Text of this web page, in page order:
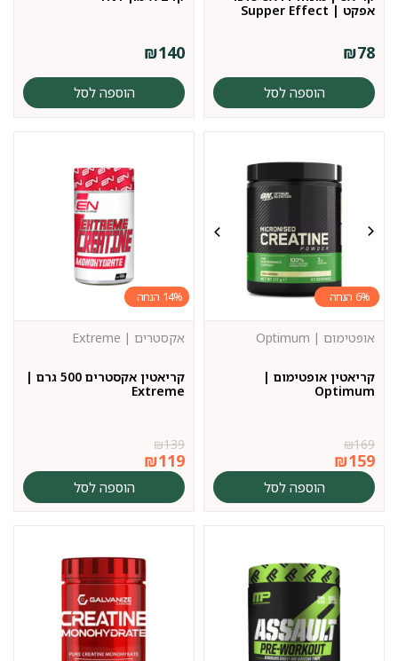
אפקט | Supper Effect
₪78
הוספה לסל
₪140
הוספה לסל
6%
קריאטין אופטימום |
Optimum
אופטימום | Optimum
₪169
₪159
הוספה לסל
14%
קריאטין אקסטרים 500 גרם |
Extreme
אקסטרים | Extreme
₪139
₪119
הוספה לסל